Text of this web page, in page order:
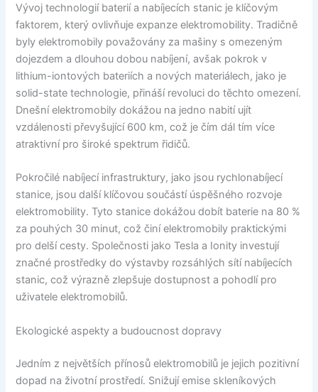
Vývoj technologií baterií a nabíjecích stanic je klíčovým
faktorem, který ovlivňuje expanze elektromobility. Tradičně
byly elektromobily považovány za mašiny s omezeným
dojezdem a dlouhou dobou nabíjení, avšak pokrok v
lithium-iontových bateriích a nových materiálech, jako je
solid-state technologie, přináší revoluci do těchto omezení.
Dnešní elektromobily dokážou na jedno nabití ujít
vzdálenosti převyšující 600 km, což je čím dál tím více
atraktivní pro široké spektrum řidičů.
Pokročilé nabíjecí infrastruktury, jako jsou rychlonabíjecí
stanice, jsou další klíčovou součástí úspěšného rozvoje
elektromobility. Tyto stanice dokážou dobít baterie na 80 %
za pouhých 30 minut, což činí elektromobily praktickými
pro delší cesty. Společnosti jako Tesla a Ionity investují
značné prostředky do výstavby rozsáhlých sítí nabíjecích
stanic, což výrazně zlepšuje dostupnost a pohodlí pro
uživatele elektromobilů.
Ekologické aspekty a budoucnost dopravy
Jedním z největších přínosů elektromobilů je jejich pozitivní
dopad na životní prostředí. Snižují emise skleníkových